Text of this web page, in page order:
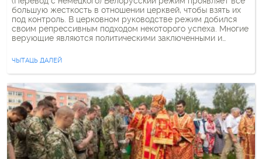
большую жесткость в отношении церквей, чтобы взять их
под контроль. В церковном руководстве режим добился
своим репрессивным подходом некоторого успеха. Многие
верующие являются политическими заключенными и
также к большей солидарности и сотрудничеству между
верующими разных конфессий. Беларусь сейчас находится
в ситуации […]
ЧЫТАЦЬ ДАЛЕЙ